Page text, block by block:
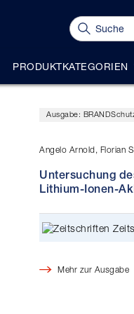
PRODUKTKATEGORIEN
Ausgabe:
Angelo Arnold, Florian
Untersuchung
Lithium-Ionen-
Mehr zur Ausgabe